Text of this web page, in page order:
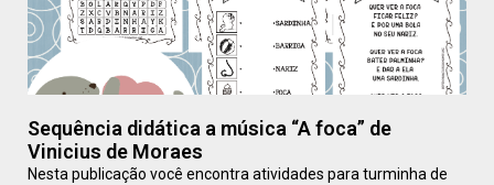
Sequência didática a música “A foca” de
Vinicius de Moraes
Nesta publicação você encontra atividades para turminha de